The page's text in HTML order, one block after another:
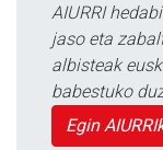
AIURRI
jaso eta
albisteak
babestuko
Egin